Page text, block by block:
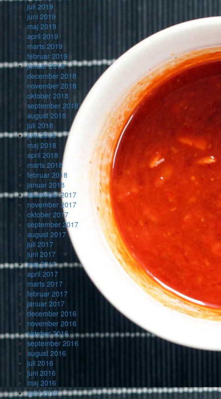
juli 2019
juni 2019
maj 2019
april 2019
marts 2019
februar 2019
januar 2019
december 2018
november 2018
oktober 2018
september 2018
august 2018
juli 2018
juni 2018
maj 2018
april 2018
marts 2018
februar 2018
januar 2018
december 2017
november 2017
oktober 2017
september 2017
august 2017
juli 2017
juni 2017
maj 2017
april 2017
marts 2017
februar 2017
januar 2017
december 2016
november 2016
oktober 2016
september 2016
august 2016
juli 2016
juni 2016
maj 2016
april 2016